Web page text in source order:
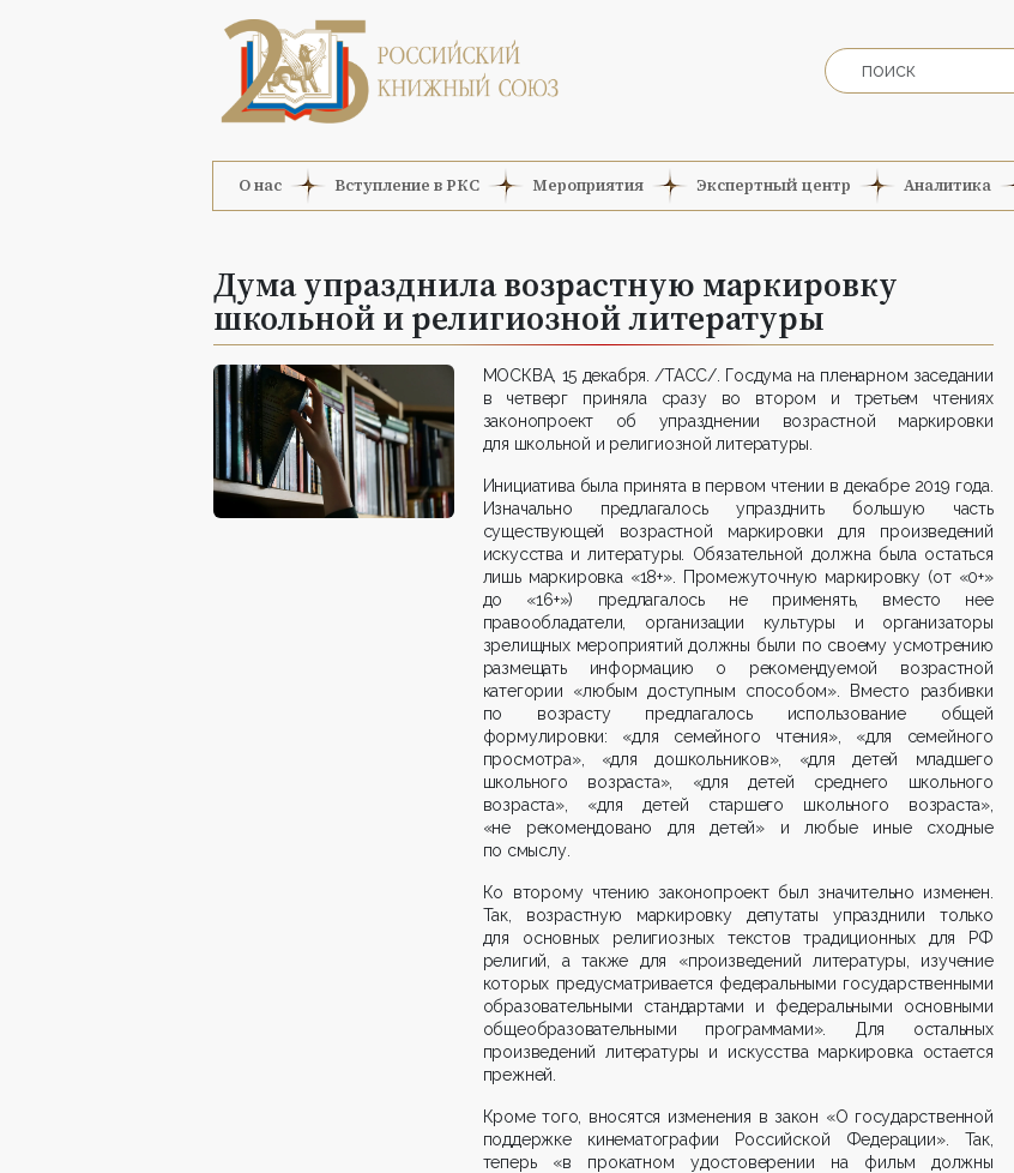
О нас Вступление в РКС Мероприятия Экспертный центр Аналитика
Дума упразднила возрастную маркировку
школьной и религиозной литературы
МОСКВА, 15 декабря. /ТАСС/. Госдума на пленарном заседании
в четверг приняла сразу во втором и третьем чтениях
законопроект об упразднении возрастной маркировки
для школьной и религиозной литературы.
Инициатива была принята в первом чтении в декабре 2019 года.
Изначально предлагалось упразднить большую часть
существующей возрастной маркировки для произведений
искусства и литературы. Обязательной должна была остаться
лишь маркировка «18+». Промежуточную маркировку (от «0+»
до «16+») предлагалось не применять, вместо нее
правообладатели, организации культуры и организаторы
зрелищных мероприятий должны были по своему усмотрению
размещать информацию о рекомендуемой возрастной
категории «любым доступным способом». Вместо разбивки
по возрасту предлагалось использование общей
формулировки: «для семейного чтения», «для семейного
просмотра», «для дошкольников», «для детей младшего
школьного возраста», «для детей среднего школьного
возраста», «для детей старшего школьного возраста»,
«не рекомендовано для детей» и любые иные сходные
по смыслу.
Ко второму чтению законопроект был значительно изменен.
Так, возрастную маркировку депутаты упразднили только
для основных религиозных текстов традиционных для РФ
религий, а также для «произведений литературы, изучение
которых предусматривается федеральными государственными
образовательными стандартами и федеральными основными
общеобразовательными программами». Для остальных
произведений литературы и искусства маркировка остается
прежней.
Кроме того, вносятся изменения в закон «О государственной
поддержке кинематографии Российской Федерации». Так,
теперь «в прокатном удостоверении на фильм должны